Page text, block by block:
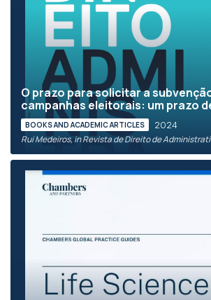
O prazo para solicitar a
campanhas eleitorais: um prazo
BOOKS AND ACADEMIC ARTICLES 2024
Rui Medeiros, in Revista de Direito de